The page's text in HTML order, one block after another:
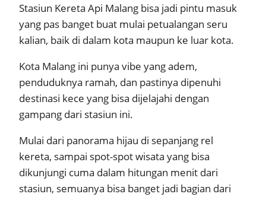
Stasiun Kereta Api Malang bisa jadi pintu masuk
yang pas banget buat mulai petualangan seru
kalian, baik di dalam kota maupun ke luar kota.
Kota Malang ini punya vibe yang adem,
penduduknya ramah, dan pastinya dipenuhi
destinasi kece yang bisa dijelajahi dengan
gampang dari stasiun ini.
Mulai dari panorama hijau di sepanjang rel
kereta, sampai spot-spot wisata yang bisa
dikunjungi cuma dalam hitungan menit dari
stasiun, semuanya bisa banget jadi bagian dari